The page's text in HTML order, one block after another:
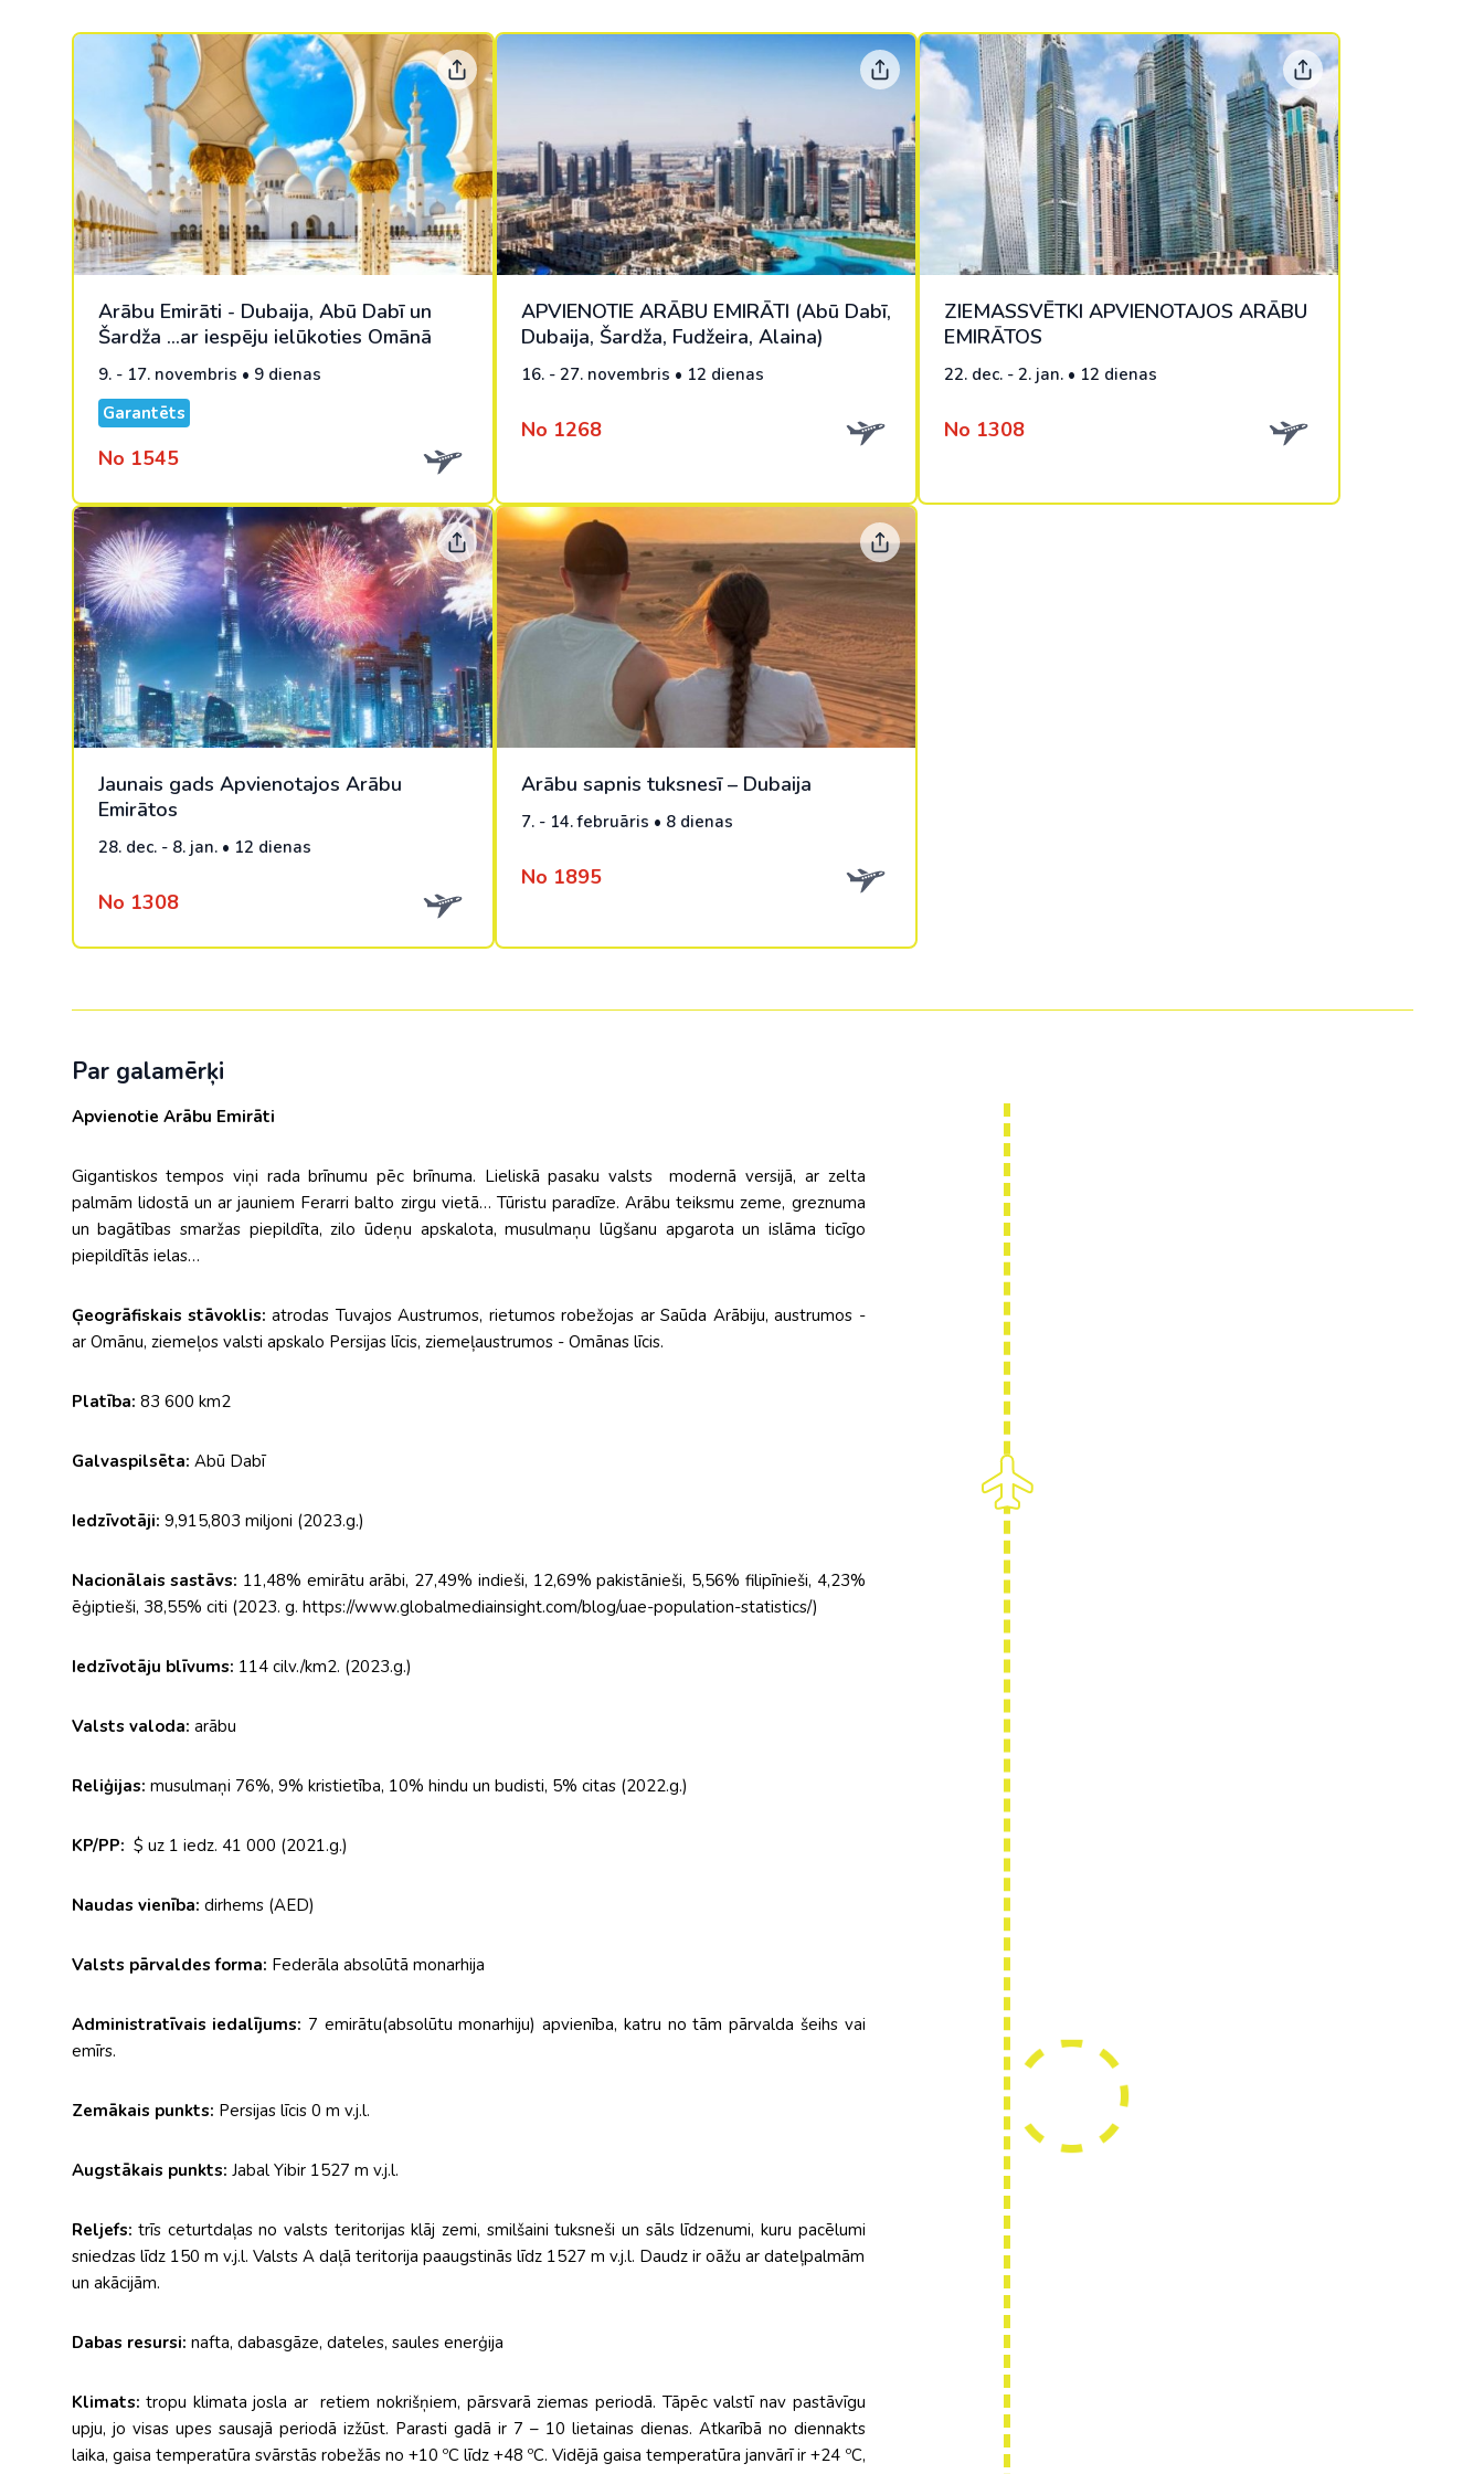
Arābu Emirāti - Dubaija, Abū Dabī un
Šardža ...ar iespēju ielūkoties Omānā
9. - 17. novembris • 9 dienas
Garantēts
No 1545
APVIENOTIE ARĀBU EMIRĀTI (Abū Dabī,
Dubaija, Šardža, Fudžeira, Alaina)
16. - 27. novembris • 12 dienas
No 1268
ZIEMASSVĒTKI APVIENOTAJOS ARĀBU
EMIRĀTOS
22. dec. - 2. jan. • 12 dienas
No 1308
Jaunais gads Apvienotajos Arābu
Emirātos
28. dec. - 8. jan. • 12 dienas
No 1308
Arābu sapnis tuksnesī – Dubaija
7. - 14. februāris • 8 dienas
No 1895
Par galamērķi
Apvienotie Arābu Emirāti
Gigantiskos tempos viņi rada brīnumu pēc brīnuma. Lieliskā pasaku valsts modernā versijā, ar zelta
palmām lidostā un ar jauniem Ferarri balto zirgu vietā… Tūristu paradīze. Arābu teiksmu zeme, greznuma
un bagātības smaržas piepildīta, zilo ūdeņu apskalota, musulmaņu lūgšanu apgarota un islāma ticīgo
piepildītās ielas…
Ģeogrāfiskais stāvoklis:atrodas Tuvajos Austrumos, rietumos robežojas ar Saūda Arābiju, austrumos -
ar Omānu, ziemeļos valsti apskalo Persijas līcis, ziemeļaustrumos - Omānas līcis.
Platība: 83 600 km2
Galvaspilsēta: Abū Dabī
Iedzīvotāji: 9,915,803 miljoni (2023.g.)
Nacionālais sastāvs: 11,48% emirātu arābi, 27,49% indieši, 12,69% pakistānieši, 5,56% filipīnieši, 4,23%
ēģiptieši, 38,55% citi (2023. g. https://www.globalmediainsight.com/blog/uae-population-statistics/)
Iedzīvotāju blīvums: 114 cilv./km2. (2023.g.)
Valsts valoda: arābu
Reliģijas: musulmaņi 76%, 9% kristietība, 10% hindu un budisti, 5% citas (2022.g.)
KP/PP: $ uz 1 iedz. 41 000 (2021.g.)
Naudas vienība: dirhems (AED)
Valsts pārvaldes forma: Federāla absolūtā monarhija
Administratīvais iedalījums: 7 emirātu(absolūtu monarhiju) apvienība, katru no tām pārvalda šeihs vai
emīrs.
Zemākais punkts: Persijas līcis 0 m v.j.l.
Augstākais punkts: Jabal Yibir 1527 m v.j.l.
Reljefs:trīs ceturtdaļas no valsts teritorijas klāj zemi, smilšaini tuksneši un sāls līdzenumi, kuru pacēlumi
sniedzas līdz 150 m v.j.l. Valsts A daļā teritorija paaugstinās līdz 1527 m v.j.l. Daudz ir oāžu ar dateļpalmām
un akācijām.
Dabas resursi: nafta, dabasgāze, dateles, saules enerģija
Klimats:tropu klimata josla ar retiem nokrišņiem, pārsvarā ziemas periodā. Tāpēc valstī nav pastāvīgu
upju, jo visas upes sausajā periodā izžūst. Parasti gadā ir 7 – 10 lietainas dienas. Atkarībā no diennakts
laika, gaisa temperatūra svārstās robežās no +10 ºC līdz +48 ºC. Vidējā gaisa temperatūra janvārī ir +24 ºC,